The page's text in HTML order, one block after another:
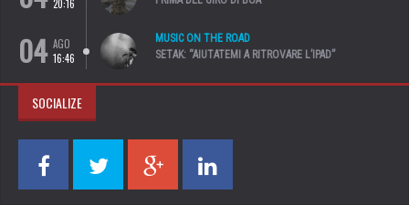
20:16
04 AGO
16:46
MUSIC ON THE ROAD
SETAK: “AIUTATEMI A RITROVARE L’IPAD”
SOCIALIZE